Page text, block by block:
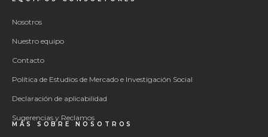
Nosotros
Nuestro equipo
Contacto
Política de Estudios de Mercado e Investigación Social
Declaración de aplicabilidad
Sugerencias y Reclamos
MÁS SOBRE NOSOTROS